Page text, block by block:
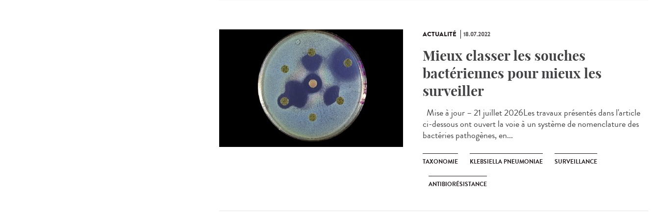
ACTUALITÉ 18.07.2022
Mieux classer les souches
bactériennes pour mieux les
surveiller
Mise à jour – 21 juillet 2026Les travaux présentés dans l'article
ci-dessous ont ouvert la voie à un système de nomenclature des
bactéries pathogènes, en...
TAXONOMIE KLEBSIELLA PNEUMONIAE SURVEILLANCE
ANTIBIORÉSISTANCE